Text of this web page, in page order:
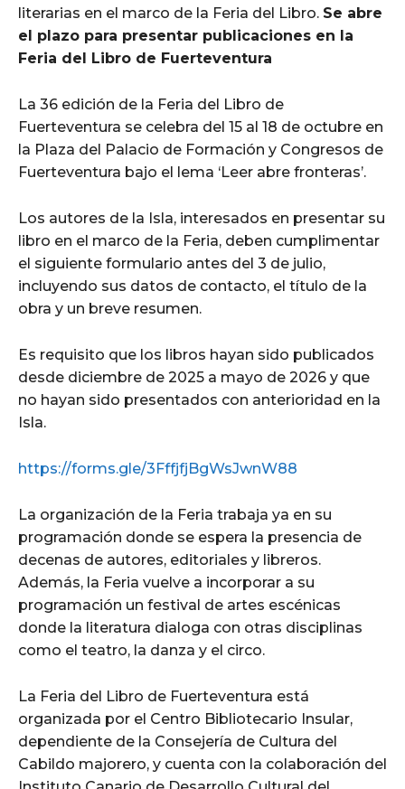
literarias en el marco de la Feria del Libro. Se abre
el plazo para presentar publicaciones en la
Feria del Libro de Fuerteventura
La 36 edición de la Feria del Libro de
Fuerteventura se celebra del 15 al 18 de octubre en
la Plaza del Palacio de Formación y Congresos de
Fuerteventura bajo el lema ‘Leer abre fronteras’.
Los autores de la Isla, interesados en presentar su
libro en el marco de la Feria, deben cumplimentar
el siguiente formulario antes del 3 de julio,
incluyendo sus datos de contacto, el título de la
obra y un breve resumen.
Es requisito que los libros hayan sido publicados
desde diciembre de 2025 a mayo de 2026 y que
no hayan sido presentados con anterioridad en la
Isla.
https://forms.gle/3FffjfjBgWsJwnW88
La organización de la Feria trabaja ya en su
programación donde se espera la presencia de
decenas de autores, editoriales y libreros.
Además, la Feria vuelve a incorporar a su
programación un festival de artes escénicas
donde la literatura dialoga con otras disciplinas
como el teatro, la danza y el circo.
La Feria del Libro de Fuerteventura está
organizada por el Centro Bibliotecario Insular,
dependiente de la Consejería de Cultura del
Cabildo majorero, y cuenta con la colaboración del